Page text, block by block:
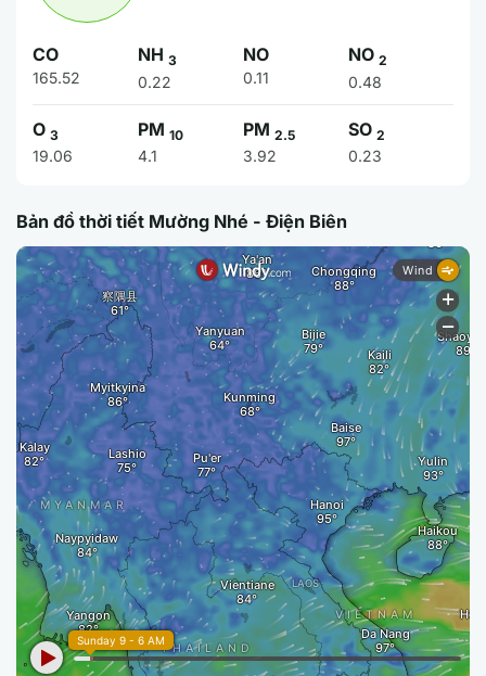
CO
165.52
NH 3
0.22
NO
0.11
NO 2
0.48
O 3
19.06
PM 10
4.1
PM 2.5
3.92
SO 2
0.23
Bản đồ thời tiết Mường Nhé - Điện Biên